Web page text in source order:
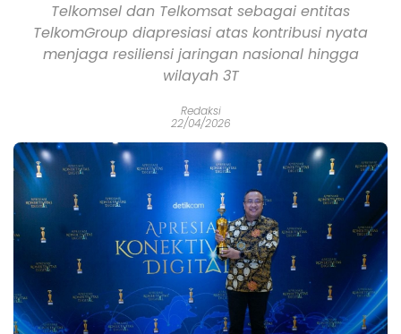
Telkomsel dan Telkomsat sebagai entitas
TelkomGroup diapresiasi atas kontribusi nyata
menjaga resiliensi jaringan nasional hingga
wilayah 3T
Redaksi
22/04/2026